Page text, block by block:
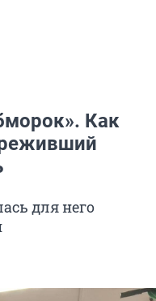
Как
для него